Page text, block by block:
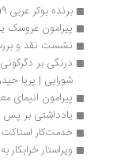
برنده ‌بوکر عربی 2019 ایرانی شد
پیرامون عروسک
نشست نقد و بررسی چه
شورایی | پریا حیدری
پیرامون انیمای
یادداشتی بر پس از
خدمت‌کار استاکت برای
ویراستار خرابکار به